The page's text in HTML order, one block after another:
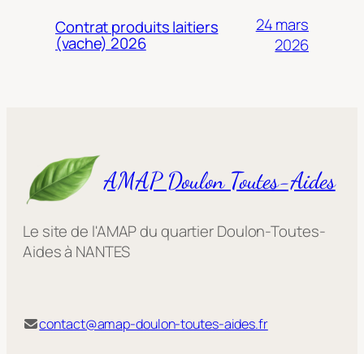
Contrat produits laitiers
(vache) 2026
24 mars
2026
AMAP Doulon Toutes-Aides
Le site de l'AMAP du quartier Doulon-Toutes-
Aides à NANTES
contact@amap-doulon-toutes-aides.fr